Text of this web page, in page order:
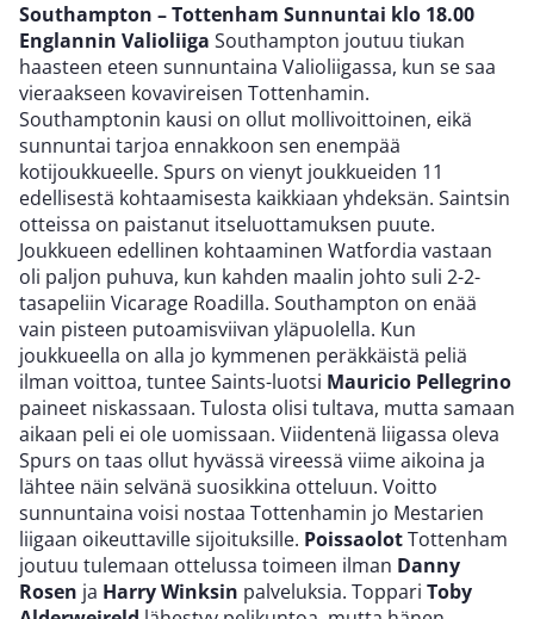
Southampton – Tottenham Sunnuntai klo 18.00
Englannin Valioliiga Southampton joutuu tiukan
haasteen eteen sunnuntaina Valioliigassa, kun se saa
vieraakseen kovavireisen Tottenhamin.
Southamptonin kausi on ollut mollivoittoinen, eikä
sunnuntai tarjoa ennakkoon sen enempää
kotijoukkueelle. Spurs on vienyt joukkueiden 11
edellisestä kohtaamisesta kaikkiaan yhdeksän. Saintsin
otteissa on paistanut itseluottamuksen puute.
Joukkueen edellinen kohtaaminen Watfordia vastaan
oli paljon puhuva, kun kahden maalin johto suli 2-2-
tasapeliin Vicarage Roadilla. Southampton on enää
vain pisteen putoamisviivan yläpuolella. Kun
joukkueella on alla jo kymmenen peräkkäistä peliä
ilman voittoa, tuntee Saints-luotsi Mauricio Pellegrino
paineet niskassaan. Tulosta olisi tultava, mutta samaan
aikaan peli ei ole uomissaan. Viidentenä liigassa oleva
Spurs on taas ollut hyvässä vireessä viime aikoina ja
lähtee näin selvänä suosikkina otteluun. Voitto
sunnuntaina voisi nostaa Tottenhamin jo Mestarien
liigaan oikeuttaville sijoituksille. PoissaolotTottenham
joutuu tulemaan ottelussa toimeen ilman Danny
Rosen ja Harry Winksin palveluksia. Toppari Toby